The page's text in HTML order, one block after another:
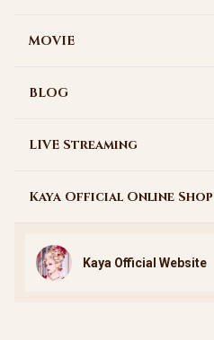
MOVIE
BLOG
LIVE Streaming
Kaya Official Online Shop
Kaya Official Website